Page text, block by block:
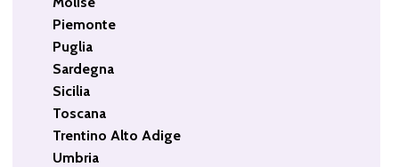
Piemonte
Puglia
Sardegna
Sicilia
Toscana
Trentino Alto Adige
Umbria